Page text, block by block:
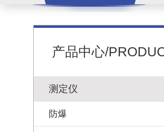
产品中心/
测定仪
防爆